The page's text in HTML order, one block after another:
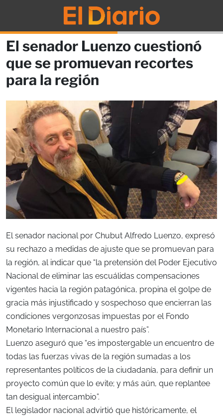
El senador Luenzo cuestionó
que se promuevan recortes
para la región
El senador nacional por Chubut Alfredo Luenzo, expresó
su rechazo a medidas de ajuste que se promuevan para
la región, al indicar que “la pretensión del Poder Ejecutivo
Nacional de eliminar las escuálidas compensaciones
vigentes hacia la región patagónica, propina el golpe de
gracia más injustificado y sospechoso que encierran las
condiciones vergonzosas impuestas por el Fondo
Monetario Internacional a nuestro país”.
Luenzo aseguró que “es impostergable un encuentro de
todas las fuerzas vivas de la región sumadas a los
representantes políticos de la ciudadanía, para definir un
proyecto común que lo evite; y más aún, que replantee
tan desigual intercambio”.
El legislador nacional advirtió que históricamente, el